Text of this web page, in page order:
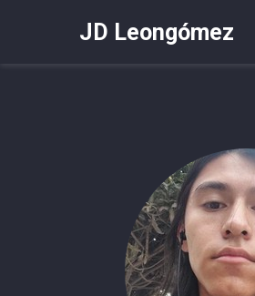
JD Leongómez